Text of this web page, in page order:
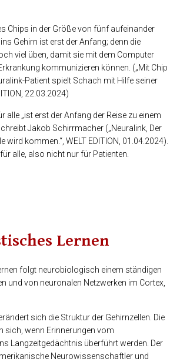
Chips in der Größe von fünf aufeinander
Gehirn ist erst der Anfang; denn die
viel üben, damit sie mit dem Computer
kommunizieren können. („Mit Chip
Patient spielt Schach mit Hilfe seiner
22.03.2024)
alle „ist erst der Anfang der Reise zu einem
Jakob Schirrmacher („Neuralink, Der
wird kommen.“, WELT EDITION, 01.04.2024).
alle, also nicht nur für Patienten.
Lernen
folgt neurobiologisch einem ständigen
und von neuronalen Netzwerken im Cortex,
sich die Struktur der Gehirnzellen. Die
sich, wenn Erinnerungen vom
Langzeitgedächtnis überführt werden. Der
Neurowissenschaftler und